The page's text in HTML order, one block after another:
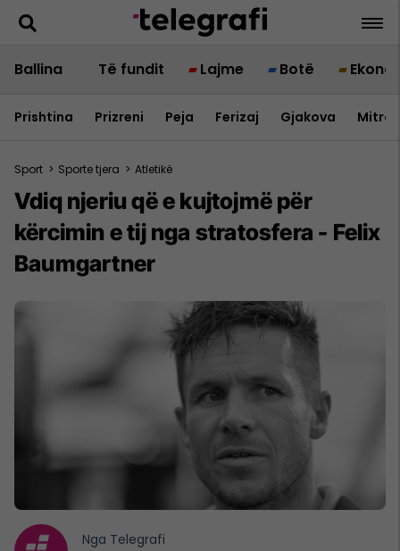
Ballina Të fundit Lajme Botë
Prishtina Prizreni Peja Ferizaj Gjakova
Sport > Sporte tjera > Atletikë
Vdiq njeriu që e kujtojmë për
kërcimin e tij nga stratosfera - Felix
Baumgartner
Nga Telegrafi